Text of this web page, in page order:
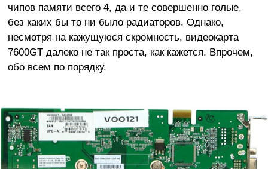
чипов памяти всего 4, да и те совершенно голые,
без каких бы то ни было радиаторов. Однако,
несмотря на кажущуюся скромность, видеокарта
7600GT далеко не так проста, как кажется. Впрочем,
обо всем по порядку.